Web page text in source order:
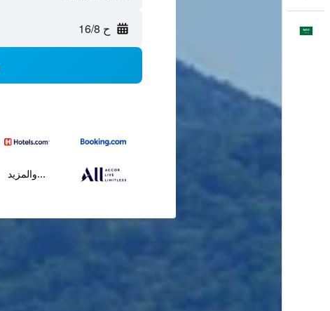
ح 16/8
...والمزيد